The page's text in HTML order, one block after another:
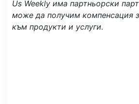
Us Weekly има партньорски
може да получим компенсация
към продукти и услуги.